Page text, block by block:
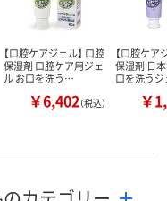
【口腔ケアジェル】 口腔
保湿剤 口腔ケア用ジェ
ル お口を洗う…
￥6,402（税込）
【口腔ケア
保湿剤 日
口を洗う
￥